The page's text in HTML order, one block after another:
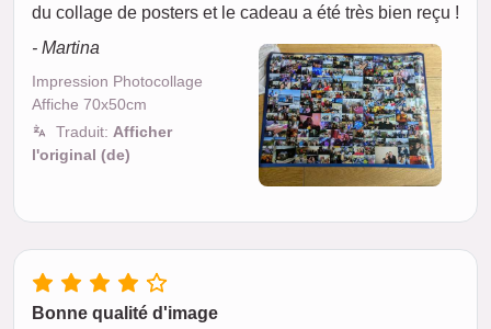
du collage de posters et le cadeau a été très bien reçu !
- Martina
Impression Photocollage
Affiche 70x50cm
Traduit: Afficher
l'original (de)
Bonne qualité d'image